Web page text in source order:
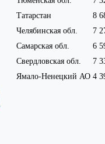
Татарстан
8
Челябинская обл.
7
Самарская обл.
6
Свердловская обл.
7
Ямало-Ненецкий АО 4